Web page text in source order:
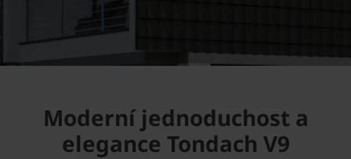
Moderní jednoduchost a
elegance Tondach V9